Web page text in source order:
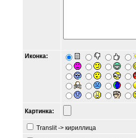
Иконка:
Картинка:
Translit -> кириллица